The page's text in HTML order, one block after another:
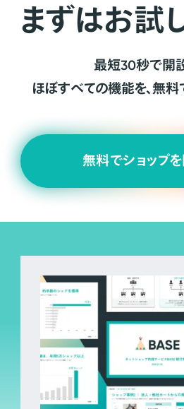
まずはお試
最短30秒で開
ほぼすべての機能を、無料
無料でショップ